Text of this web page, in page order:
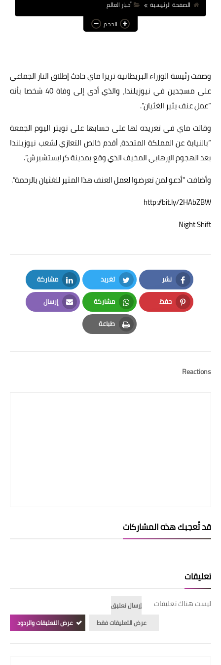
عالم المرأة
فن وثقافة
أخبار عربية
أخبار النجوم
الصفحة الرئيسية
أخبار العالم
الحجم
وصفت رئيسة الوزراء البريطانية تريزا ماي حادث إطلاق النار الجماعي
على مسجدين في نيوزيلندا، والذي أدى إلى وفاة 40 شخصا بأنه
“عمل عنف يثير الغثيان”.
وقالت ماي في تغريده لها على حسابها على تويتر اليوم الجمعة
“بالنيابة عن المملكة المتحدة، أقدم خالص التعازي لشعب نيوزيلندا
بعد الهجوم الإرهابي المخيف الذي وقع بمدينة كرايستشيرش”.
وأضافت “أدعو لمن تعرضوا لعمل العنف هذا المثير للغثيان بالرحمة”.
http://bit.ly/2HAbZBW
Night Shift
نشر
Facebook
تغريد
Twitter
مشاركة
LinkedIn
حفظ
Pinterest
مشاركة
Whatsapp
إرسال
Email
طباعة
Print
Reactions
قد تُعجبك هذه المشاركات
تعليقات
ليست هناك تعليقات
إرسال تعليق
عرض التعليقات فقط
عرض التعليقات والردود